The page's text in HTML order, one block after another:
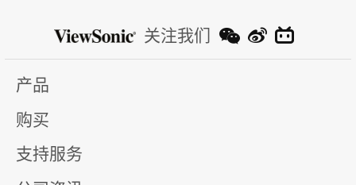
关注我们
产品
购买
支持服务